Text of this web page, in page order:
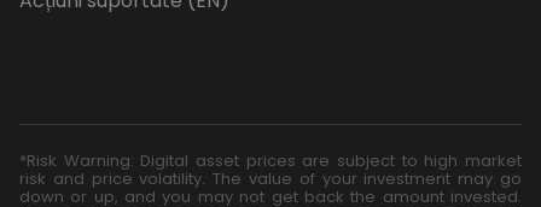
*Risk Warning: Digital asset prices are subject to high market
risk and price volatility. The value of your investment may go
down or up, and you may not get back the amount invested.